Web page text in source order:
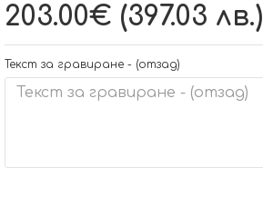
203.00€ (397.03 лв.)
Текст за гравиране - (отзад)